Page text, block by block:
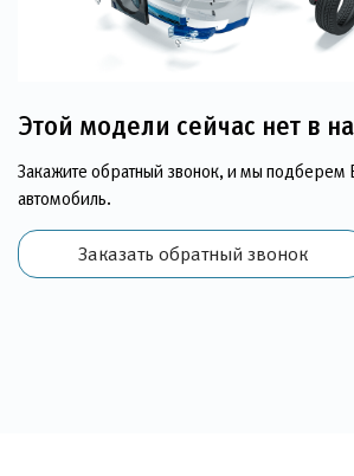
Этой модели сейчас нет в
Закажите обратный звонок, и мы подберем
автомобиль.
Заказать обратный звонок